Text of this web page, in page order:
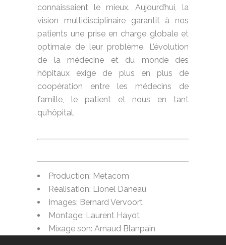
connaissaient le mieux. Aujourd’hui, la
vision multidisciplinaire garantit à nos
patients une prise en charge globale et
optimale de leur problème. L’évolution
de la médecine et du monde des
hôpitaux exige de plus en plus de
coopération entre les médecins de
famille, le patient et nous en tant
qu’hôpital.
Production: Metacom
Réalisation: Lionel Daneau
Images: Bernard Vervoort
Montage: Laurent Hayot
Mixage son: Arnaud Blanpain